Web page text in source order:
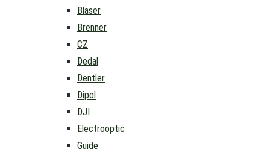
Blaser
Brenner
CZ
Dedal
Dentler
Dipol
DJI
Electrooptic
Guide